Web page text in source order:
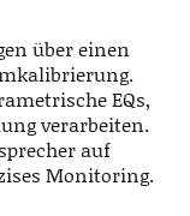
über einen
EQs,
verarbeiten.
auf
Monitoring.